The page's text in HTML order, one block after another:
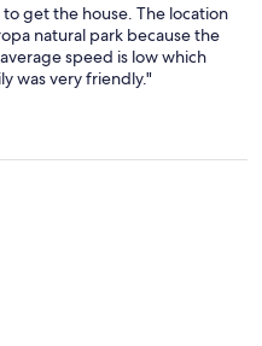
get the house. The location
natural park because the
speed is low which
was very friendly."